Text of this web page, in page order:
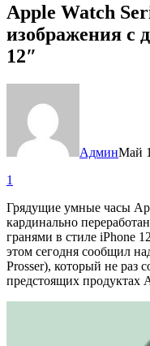
Apple Watch
изображения с
12″
АдминМай
1
Грядущие умные часы
кардинально
гранями в стиле iPhone
этом сегодня сообщил
Prosser), который не раз
предстоящих продуктах